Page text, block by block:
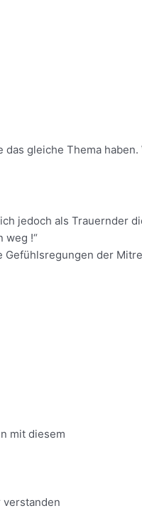
gleiche Thema
jedoch als Trauernder
weg !“
der
mit diesem
verstanden